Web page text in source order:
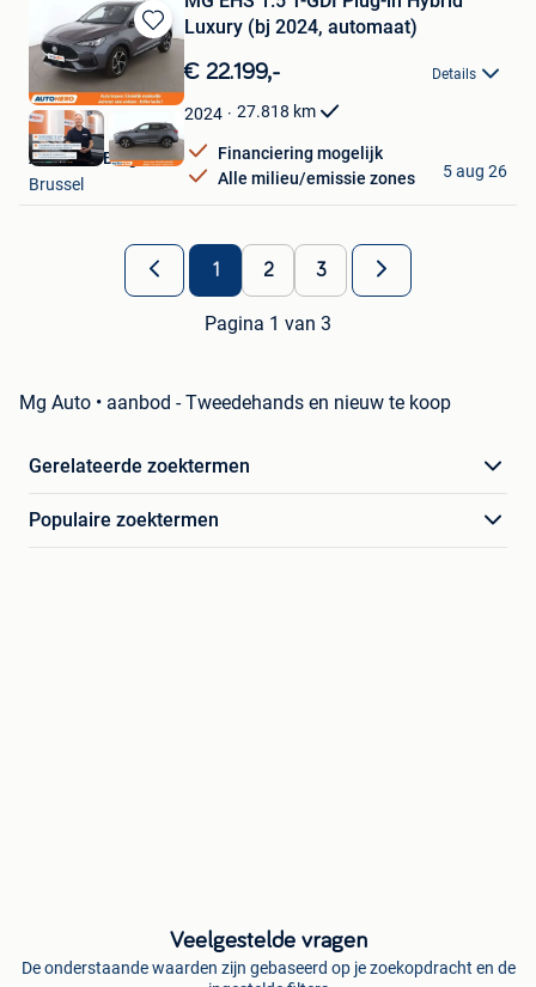
Bewaren
in
Favorieten
Luxury (bj 2024, automaat)
€ 22.199,- Details
2024 27.818 km
Financiering mogelijk
Alle milieu/emissie zones
Autohero België
Brussel
5 aug 26
1 2 3
Pagina 1 van 3
Mg Auto • aanbod - Tweedehands en nieuw te koop
Gerelateerde zoektermen
Populaire zoektermen
Veelgestelde vragen
De onderstaande waarden zijn gebaseerd op je zoekopdracht en de